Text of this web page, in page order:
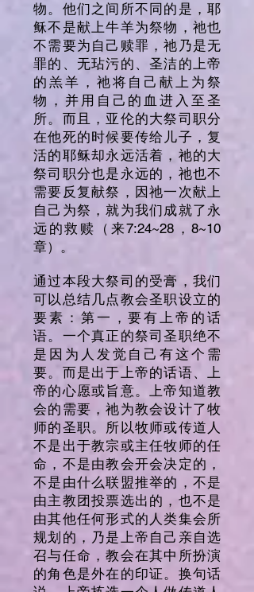
物。他们之间所不同的是，耶
稣不是献上牛羊为祭物，祂也
不需要为自己赎罪，祂乃是无
罪的、无玷污的、圣洁的上帝
的羔羊，祂将自己献上为祭
物，并用自己的血进入至圣
所。而且，亚伦的大祭司职分
在他死的时候要传给儿子，复
活的耶稣却永远活着，祂的大
祭司职分也是永远的，祂也不
需要反复献祭，因祂一次献上
自己为祭，就为我们成就了永
远的救赎（来7:24~28，8~10
章）。
通过本段大祭司的受膏，我们
可以总结几点教会圣职设立的
要素：第一，要有上帝的话
语。一个真正的祭司圣职绝不
是因为人发觉自己有这个需
要。而是出于上帝的话语、上
帝的心愿或旨意。上帝知道教
会的需要，祂为教会设计了牧
师的圣职。所以牧师或传道人
不是出于教宗或主任牧师的任
命，不是由教会开会决定的，
不是由什么联盟推举的，不是
由主教团投票选出的，也不是
由其他任何形式的人类集会所
规划的，乃是上帝自己亲自选
召与任命，教会在其中所扮演
的角色是外在的印证。换句话